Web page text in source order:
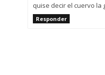
quise decir el cuervo la
Responder